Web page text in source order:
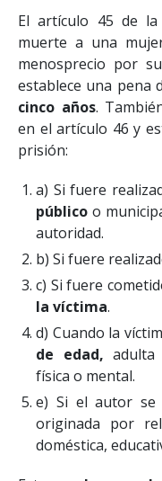
El artículo 45 de
muerte a una
menosprecio por
establece una pena
cinco años.
en el artículo 46 y
prisión:
a) Si fuere
público o
autoridad.
b) Si fuere
c) Si fuere
la víctima.
d) Cuando la
de edad, adulta
física o mental.
e) Si el autor se
originada por
doméstica,